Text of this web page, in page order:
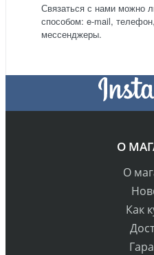
Связаться с нами можно
способом: e-mail,
мессенджеры.
О
О
Как